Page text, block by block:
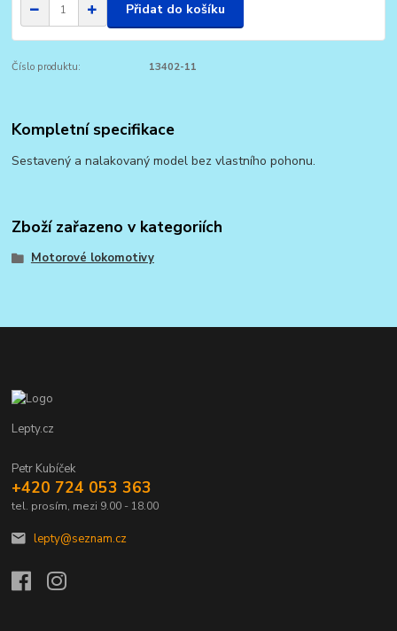
Přidat do košíku
Číslo produktu: 13402-11
Kompletní specifikace
Sestavený a nalakovaný model bez vlastního pohonu.
Zboží zařazeno v kategoriích
Motorové lokomotivy
Lepty.cz
Petr Kubíček
+420 724 053 363
tel. prosím, mezi 9.00 - 18.00
lepty@seznam.cz